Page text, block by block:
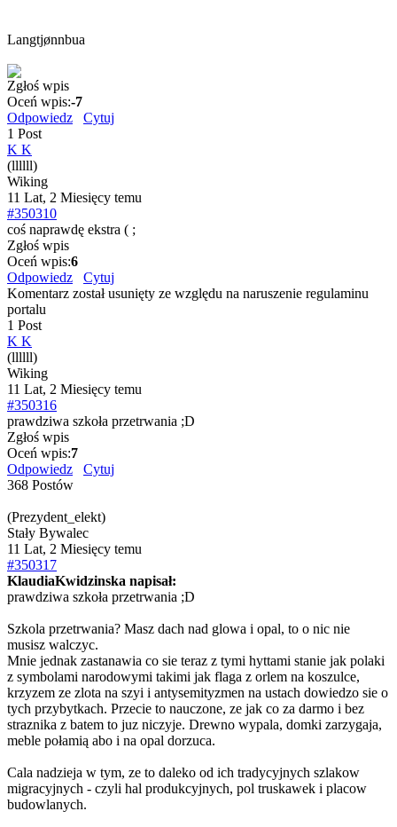
Langtjønnbua
Zgłoś wpis
Oceń wpis:-7
Odpowiedz
Cytuj
1 Post
K K
(llllll)
Wiking
11 Lat, 2 Miesięcy temu
#350310
coś naprawdę ekstra ( ;
Zgłoś wpis
Oceń wpis:6
Odpowiedz
Cytuj
Komentarz został usunięty ze względu na naruszenie regulaminu
portalu
1 Post
K K
(llllll)
Wiking
11 Lat, 2 Miesięcy temu
#350316
prawdziwa szkoła przetrwania ;D
Zgłoś wpis
Oceń wpis:7
Odpowiedz
Cytuj
368 Postów
(Prezydent_elekt)
Stały Bywalec
11 Lat, 2 Miesięcy temu
#350317
KlaudiaKwidzinska napisał:
prawdziwa szkoła przetrwania ;D
Szkola przetrwania? Masz dach nad glowa i opal, to o nic nie
musisz walczyc.
Mnie jednak zastanawia co sie teraz z tymi hyttami stanie jak polaki
z symbolami narodowymi takimi jak flaga z orlem na koszulce,
krzyzem ze zlota na szyi i antysemityzmen na ustach dowiedzo sie o
tych przybytkach. Przecie to nauczone, ze jak co za darmo i bez
straznika z batem to juz niczyje. Drewno wypala, domki zarzygaja,
meble połamią abo i na opal dorzuca.
Cala nadzieja w tym, ze to daleko od ich tradycyjnych szlakow
migracyjnych - czyli hal produkcyjnych, pol truskawek i placow
budowlanych.